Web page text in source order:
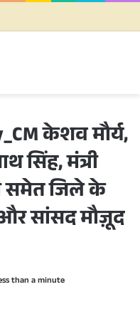
केशव मौर्य,
सिंह, मंत्री
समेत जिले के
सांसद मौज़ूद
than a minute